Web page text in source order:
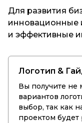
Для развития
инновационные
и эффективные
Логотип &
Вы получите не
вариантов
выбор, так как
проектом будет